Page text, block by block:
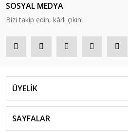
SOSYAL MEDYA
Bizi takip edin, kârlı çıkın!
ÜYELİK
SAYFALAR